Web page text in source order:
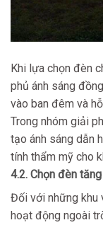
Khi lựa chọn đèn
phủ ánh sáng
vào ban đêm và
Trong nhóm giải
tạo ánh sáng dẫn
tính thẩm mỹ cho
4.2. Chọn đèn
Đối với những khu
hoạt động ngoài